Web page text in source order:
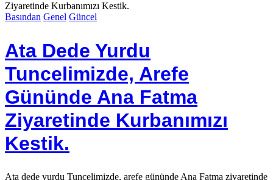
Basından Genel Güncel
Ata Dede Yurdu
Tuncelimizde, Arefe
Gününde Ana Fatma
Ziyaretinde Kurbanımızı
Kestik.
Ata dede yurdu Tuncelimizde, arefe gününde Ana Fatma ziyaretinde